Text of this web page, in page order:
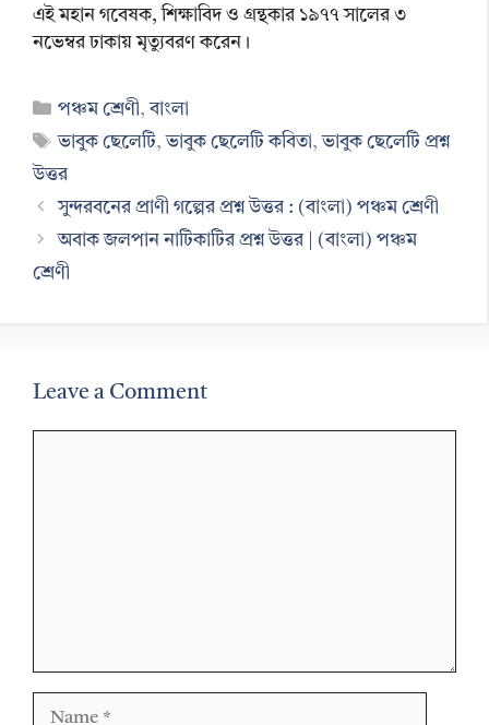
এই মহান গবেষক, শিক্ষাবিদ ও গ্রন্থকার ১৯৭৭ সালের ৩
নভেম্বর ঢাকায় মৃত্যুবরণ করেন।
Categories
পঞ্চম শ্রেণী,বাংলা
Tags
ভাবুক ছেলেটি,ভাবুক ছেলেটি কবিতা,ভাবুক ছেলেটি প্রশ্ন
উত্তর
সুন্দরবনের প্রাণী গল্পের প্রশ্ন উত্তর : (বাংলা) পঞ্চম শ্রেণী
অবাক জলপান নাটিকাটির প্রশ্ন উত্তর | (বাংলা) পঞ্চম
শ্রেণী
Leave a Comment